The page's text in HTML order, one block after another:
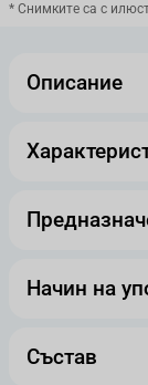
* Снимките са с
Описание
Начин на
Състав